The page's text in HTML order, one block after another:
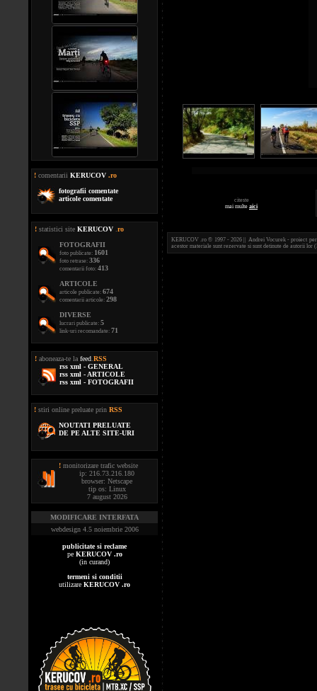
! comentarii KERUCOV .ro
fotografii comentate
articole comentate
! statistici site KERUCOV ro
FOTOGRAFII
foto publicate: 1601
foto retrase: 336
comentarii foto: 413
ARTICOLE
articole publicate: 674
comentarii articole: 298
DIVERSE
lucrari publicate: 5
link-uri recomandate: 71
! aboneaza-te la feed RSS
rss xml - GENERAL
rss xml - ARTICOLE
rss xml - FOTOGRAFII
! stiri online preluate prin RSS
NOUTATI PRELUATE
DE PE ALTE SITE-URI
! monitorizare trafic website
ip: 216.73.216.180
browser: Netscape
tip os: Linux
7 august 2026
MODIFICARE INTERFATA
webdesign 4.5 noiembrie 2006
publicitate si reclame
pe KERUCOV .ro
(in curand)
termeni si conditii
utilizare KERUCOV .ro
citeste
mai multe aici
KERUCOV .ro © 1997 - 2026 || Andrei Vocurek - proiect
acestor materiale sunt rezervate si sunt detinute de autorii